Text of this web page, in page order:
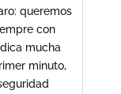
queremos
con
mucha
minuto,